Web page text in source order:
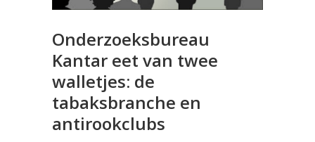
Onderzoeksbureau
Kantar eet van twee
walletjes: de
tabaksbranche en
antirookclubs